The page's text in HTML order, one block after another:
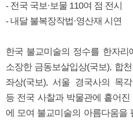
- 전국 국보·보물 110여 점 전시
- 내달 불복장작법·영산재 시연
한국 불교미술의 정수를 한자리
소장한 금동보살입상(국보), 합
좌상(국보), 서울 경국사의 목
등 전국 사찰과 박물관에 흩어
에 모여 불교미술의 아름다움을